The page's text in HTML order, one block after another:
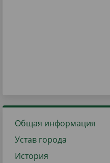
Общая информация
Устав города
История